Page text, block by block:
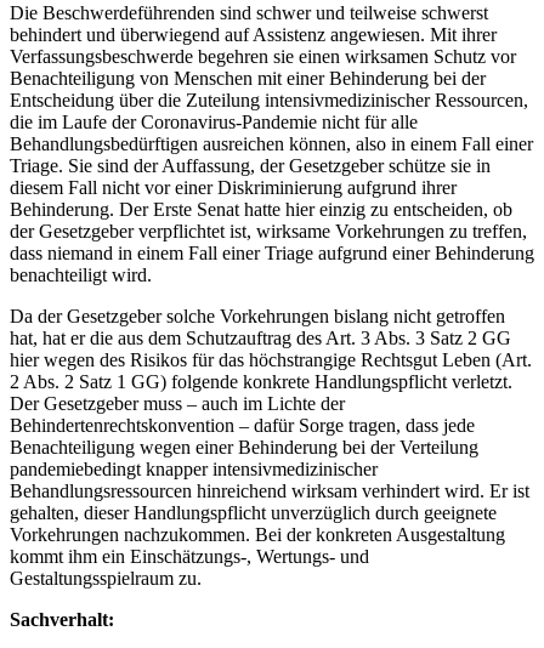
Die Beschwerdeführenden sind schwer und teilweise schwerst
behindert und überwiegend auf Assistenz angewiesen. Mit ihrer
Verfassungsbeschwerde begehren sie einen wirksamen Schutz vor
Benachteiligung von Menschen mit einer Behinderung bei der
Entscheidung über die Zuteilung intensivmedizinischer Ressourcen,
die im Laufe der Coronavirus-Pandemie nicht für alle
Behandlungsbedürftigen ausreichen können, also in einem Fall einer
Triage. Sie sind der Auffassung, der Gesetzgeber schütze sie in
diesem Fall nicht vor einer Diskriminierung aufgrund ihrer
Behinderung. Der Erste Senat hatte hier einzig zu entscheiden, ob
der Gesetzgeber verpflichtet ist, wirksame Vorkehrungen zu treffen,
dass niemand in einem Fall einer Triage aufgrund einer Behinderung
benachteiligt wird.
Da der Gesetzgeber solche Vorkehrungen bislang nicht getroffen
hat, hat er die aus dem Schutzauftrag des Art. 3 Abs. 3 Satz 2 GG
hier wegen des Risikos für das höchstrangige Rechtsgut Leben (Art.
2 Abs. 2 Satz 1 GG) folgende konkrete Handlungspflicht verletzt.
Der Gesetzgeber muss – auch im Lichte der
Behindertenrechtskonvention – dafür Sorge tragen, dass jede
Benachteiligung wegen einer Behinderung bei der Verteilung
pandemiebedingt knapper intensivmedizinischer
Behandlungsressourcen hinreichend wirksam verhindert wird. Er ist
gehalten, dieser Handlungspflicht unverzüglich durch geeignete
Vorkehrungen nachzukommen. Bei der konkreten Ausgestaltung
kommt ihm ein Einschätzungs-, Wertungs- und
Gestaltungsspielraum zu.
Sachverhalt: